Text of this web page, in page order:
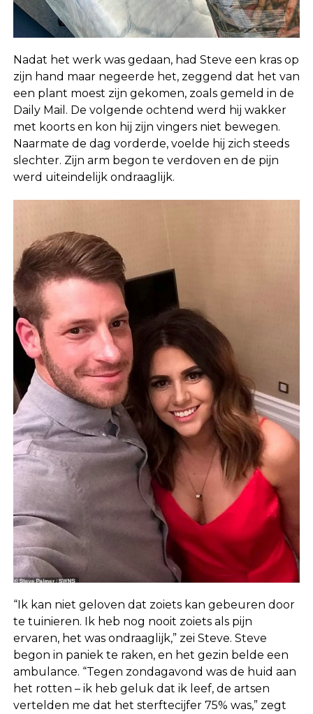
Nadat het werk was gedaan, had Steve een kras op
zijn hand maar negeerde het, zeggend dat het van
een plant moest zijn gekomen, zoals gemeld in de
Daily Mail. De volgende ochtend werd hij wakker
met koorts en kon hij zijn vingers niet bewegen.
Naarmate de dag vorderde, voelde hij zich steeds
slechter. Zijn arm begon te verdoven en de pijn
werd uiteindelijk ondraaglijk.
“Ik kan niet geloven dat zoiets kan gebeuren door
te tuinieren. Ik heb nog nooit zoiets als pijn
ervaren, het was ondraaglijk,” zei Steve. Steve
begon in paniek te raken, en het gezin belde een
ambulance. “Tegen zondagavond was de huid aan
het rotten – ik heb geluk dat ik leef, de artsen
vertelden me dat het sterftecijfer 75% was,” zegt